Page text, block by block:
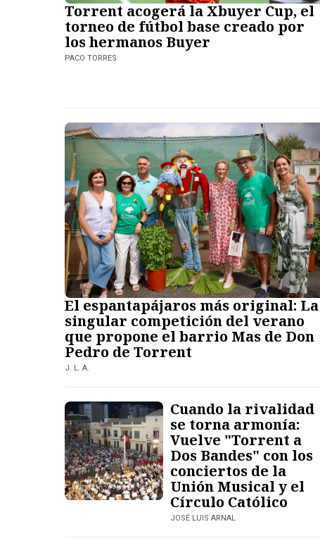
Torrent acogerá la Xbuyer Cup, el
torneo de fútbol base creado por
los hermanos Buyer
PACO TORRES
El espantapájaros más original: La
singular competición del verano
que propone el barrio Mas de Don
Pedro de Torrent
J. L. A.
Cuando la rivalidad
se torna armonía:
Vuelve "Torrent a
Dos Bandes" con los
conciertos de la
Unión Musical y el
Círculo Católico
JOSÉ LUIS ARNAL